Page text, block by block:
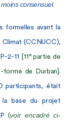
consensuel.
formelles avant la
Climat (CCNUCC),
2-11 [11 e partie de
forme de Durban].
participants, était
la base du projet
(voir encadré ci-